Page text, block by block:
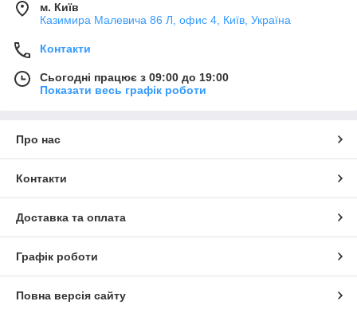
м. Київ
Казимира Малевича 86 Л, офис 4, Київ, Україна
Контакти
Сьогодні працює з 09:00 до 19:00
Показати весь графік роботи
Про нас
Контакти
Доставка та оплата
Графік роботи
Повна версія сайту